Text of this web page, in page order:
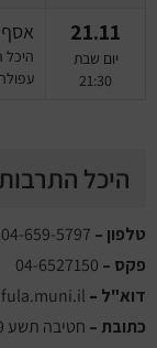
21.11
יום שבת
21:30
אסף
היכל
עפולה
היכל
טלפון –
פקס –
דוא"ל –
כתובת – חטיבה תשע 9, עפולה